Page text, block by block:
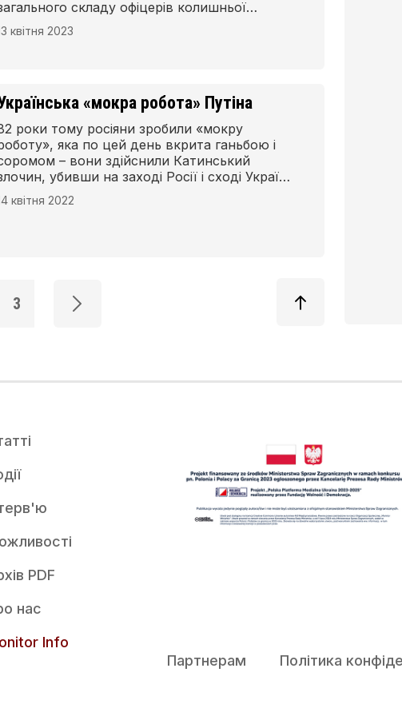
складу офіцерів колишньої
армії». Протягом наступних
у цей день традиційно згадували
квітня 2023
«мокра робота» Путіна
роки тому росіяни зробили «мокру
яка по цей день вкрита ганьбою і
– вони здійснили Катинський
убивши на заході Росії і сході України
22 тис. польських офіцерів, підофіцерів
прикордонників, ув’язнених під час
квітня 2022
3
PDF
нас
Info
Партнерам Політика